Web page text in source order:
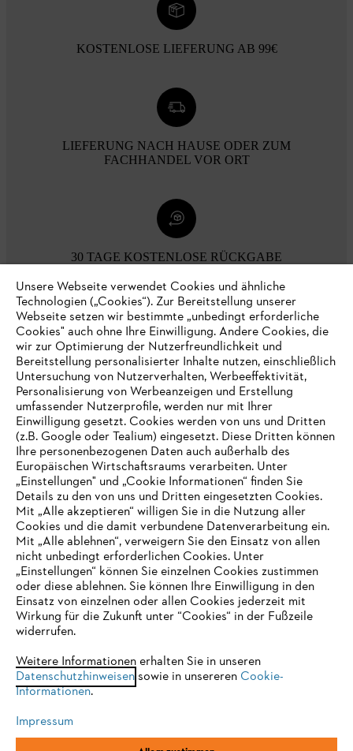
KOSTENLOSE LIEFERUNG AB 99€
LIEFERUNG NACH HAUSE ODER ZUM
FACHHANDEL VOR ORT
30 TAGE KOSTENLOSE RÜCKGABE
Zahlungsmöglichkeiten
Unternehmen
Online Shop
Service
Allgemeine Geschäftsbedingungen
Impressum Cookies Rechtliche Informationen
IHR BROWSER WIRD NICHT
UNTERSTÜTZT
eine optimale Nutzung unserer Seite empfehlen wir Ihnen, zu
einem der folgenden Browser zu wechseln:
Firefox Chrome
Unsere Webseite verwendet Cookies und ähnliche
Technologien („Cookies“). Zur Bereitstellung unserer
Webseite setzen wir bestimmte „unbedingt erforderliche
Cookies" auch ohne Ihre Einwilligung. Andere Cookies, die
wir zur Optimierung der Nutzerfreundlichkeit und
Bereitstellung personalisierter Inhalte nutzen, einschließlich
Untersuchung von Nutzerverhalten, Werbeeffektivität,
Personalisierung von Werbeanzeigen und Erstellung
umfassender Nutzerprofile, werden nur mit Ihrer
Einwilligung gesetzt. Cookies werden von uns und Dritten
(z.B. Google oder Tealium) eingesetzt. Diese Dritten können
Ihre personenbezogenen Daten auch außerhalb des
Europäischen Wirtschaftsraums verarbeiten. Unter
„Einstellungen" und „Cookie Informationen“ finden Sie
Details zu den von uns und Dritten eingesetzten Cookies.
Mit „Alle akzeptieren“ willigen Sie in die Nutzung aller
Cookies und die damit verbundene Datenverarbeitung ein.
Mit „Alle ablehnen“, verweigern Sie den Einsatz von allen
nicht unbedingt erforderlichen Cookies. Unter
„Einstellungen“ können Sie einzelnen Cookies zustimmen
oder diese ablehnen. Sie können Ihre Einwilligung in den
Einsatz von einzelnen oder allen Cookies jederzeit mit
Wirkung für die Zukunft unter “Cookies“ in der Fußzeile
widerrufen.
Weitere Informationen erhalten Sie in unseren
Datenschutzhinweisensowie in unsereren Cookie-
Informationen.
Impressum